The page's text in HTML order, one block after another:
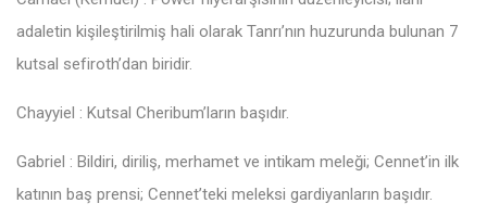
adaletin kişileştirilmiş hali olarak Tanrı’nın huzurunda bulunan 7
kutsal sefiroth’dan biridir.
Chayyiel : Kutsal Cheribum’ların başıdır.
Gabriel : Bildiri, diriliş, merhamet ve intikam meleği; Cennet’in ilk
katının baş prensi; Cennet’teki meleksi gardiyanların başıdır.